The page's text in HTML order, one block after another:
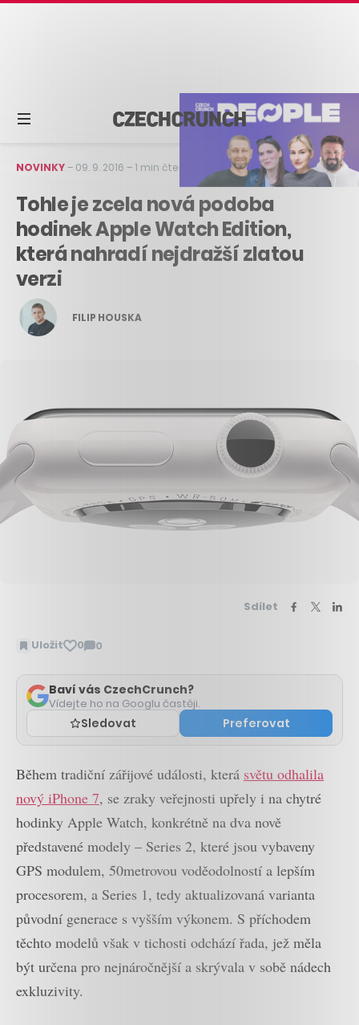
NOVINKY– 09. 9. 2016 –1 min čtení
Tohle je zcela nová podoba
hodinek Apple Watch Edition,
která nahradí nejdražší zlatou
verzi
FILIP HOUSKA
Sdílet
Uložit 0 0
Zobrazit
Baví vás CzechCrunch?
Vídejte ho na Googlu častěji.
Sledovat Preferovat
Během tradiční zářijové události, která světu odhalila
nový iPhone 7, se zraky veřejnosti upřely i na chytré
hodinky Apple Watch, konkrétně na dva nově
představené modely – Series 2, které jsou vybaveny
GPS modulem, 50metrovou voděodolností a lepším
procesorem, a Series 1, tedy aktualizovaná varianta
původní generace s vyšším výkonem. S příchodem
těchto modelů však v tichosti odchází řada, jež měla
být určena pro nejnáročnější a skrývala v sobě nádech
exkluzivity.